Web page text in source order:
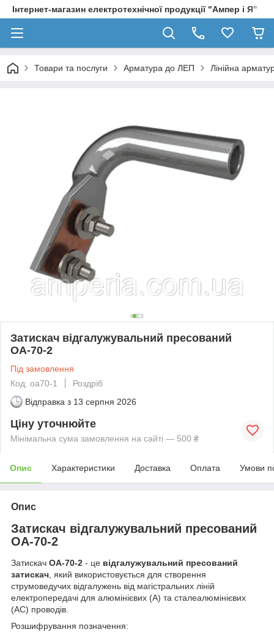
Інтернет-магазин електротехнічної продукції "Ампер і Я"
Товари та послуги Арматура до ЛЕП Лінійна
Затискач відгалужувальний пресований
ОА-70-2
Під замовлення
Код: оа70-1
Роздріб
Відправка з 13 серпня 2026
Ціну уточнюйте
Мінімальна сума замовлення на сайті — 500 ₴
Опис Характеристики Доставка Оплата Умови
Опис
Затискач відгалужувальний пресований
ОА-70-2
Затискач ОА-70-2 - це відгалужувальний пресований
затискач, який використовується для створення
струмоведучих відгалужень від магістральних ліній
електропередачі для алюмінієвих (А) та сталеалюмінієвих
(АС) проводів.
Розшифрування позначення: